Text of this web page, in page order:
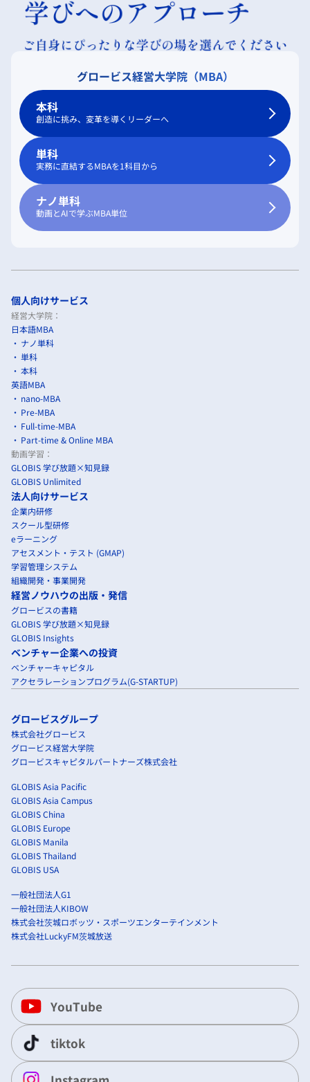
グロービス経営大学院（MBA）
本科
創造に挑み、変革を導くリーダーへ
単科
実務に直結するMBAを1科目から
ナノ単科
動画とAIで学ぶMBA単位
個人向けサービス
経営大学院：
日本語MBA
ナノ単科
単科
本科
英語MBA
nano-MBA
Pre-MBA
Full-time-MBA
Part-time & Online MBA
動画学習：
GLOBIS 学び放題×知見録
GLOBIS Unlimited
法人向けサービス
企業内研修
スクール型研修
eラーニング
アセスメント・テスト (GMAP)
学習管理システム
組織開発・事業開発
経営ノウハウの出版・発信
グロービスの書籍
GLOBIS 学び放題×知見録
GLOBIS Insights
ベンチャー企業への投資
ベンチャーキャピタル
アクセラレーションプログラム(G-STARTUP)
グロービスグループ
株式会社グロービス
グロービス経営大学院
グロービスキャピタルパートナーズ株式会社
GLOBIS Asia Pacific
GLOBIS Asia Campus
GLOBIS China
GLOBIS Europe
GLOBIS Manila
GLOBIS Thailand
GLOBIS USA
一般社団法人G1
一般社団法人KIBOW
株式会社茨城ロボッツ・スポーツエンターテインメント
株式会社LuckyFM茨城放送
YouTube
tiktok